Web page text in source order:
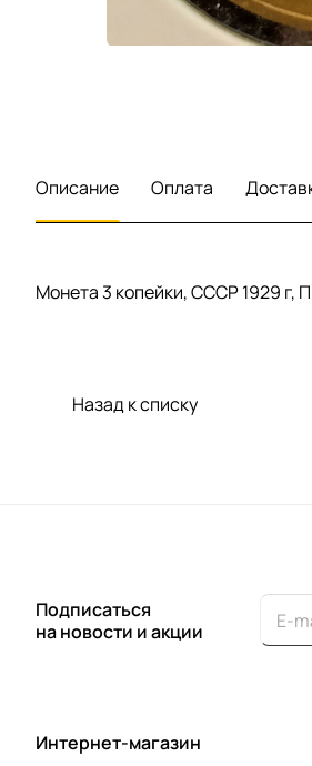
Описание Оплата
Монета 3 копейки, СССР 1929 г,
Назад к списку
Подписаться
на новости и акции
Интернет-магазин